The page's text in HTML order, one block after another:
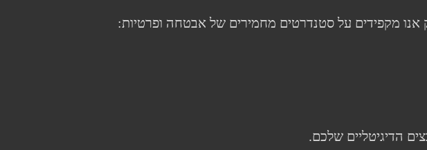
מקפידים על סטנדרטים מחמירים של אבטחה ופרטיות:
הדיגיטליים שלכם.